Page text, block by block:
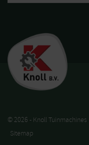
© 2026 - Knoll Tuinmachines
Sitemap